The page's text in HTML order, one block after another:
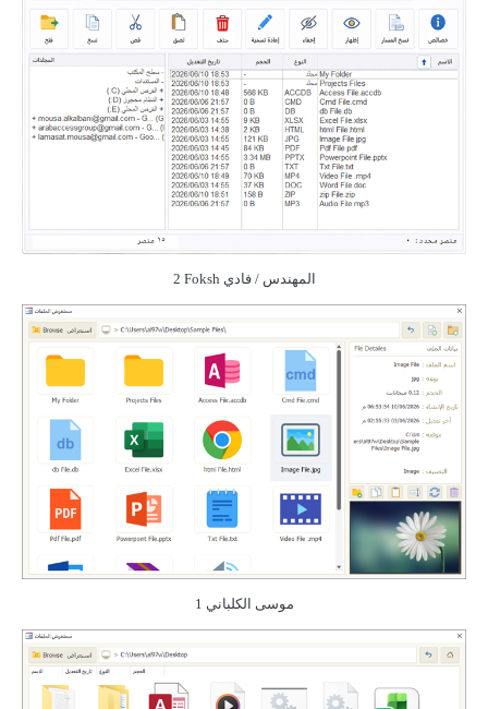
المهندس / فاديFoksh
2
موسى الكلباني 1